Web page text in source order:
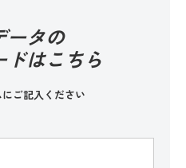
ータの
ドはこちら
ご記入ください